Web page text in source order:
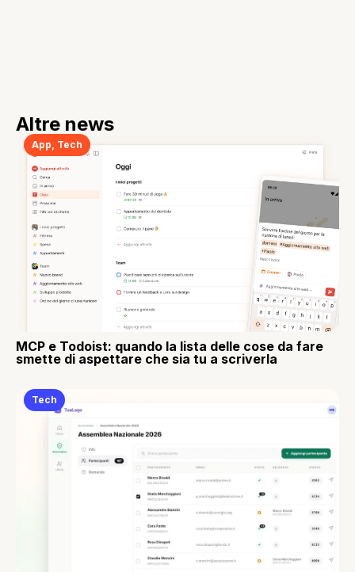
Altre news
App Tech
MCP e Todoist: quando la lista delle cose da fare
smette di aspettare che sia tu a scriverla
Tech